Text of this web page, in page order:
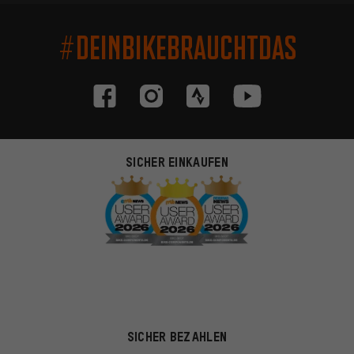
#DEINBIKEBRAUCHTDAS
SICHER EINKAUFEN
SICHER BEZAHLEN